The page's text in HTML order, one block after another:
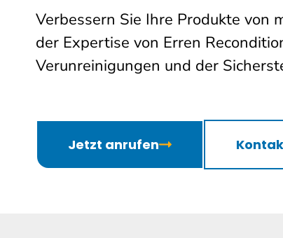
Verbessern Sie Ihre Produkte von
der Expertise von Erren
Verunreinigungen und der
Jetzt anrufen